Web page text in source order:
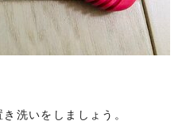
洗いをしましょう。